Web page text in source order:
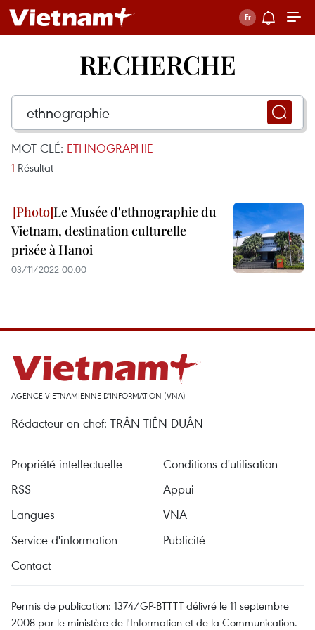
RECHERCHE
MOT CLÉ: ETHNOGRAPHIE
1 Résultat
Le Musée d'ethnographie du
Vietnam, destination culturelle
prisée à Hanoi
03/11/2022 00:00
AGENCE VIETNAMIENNE D'INFORMATION (VNA)
Rédacteur en chef: TRÂN TIÊN DUÂN
Propriété intellectuelle
Conditions d'utilisation
RSS
Appui
Langues
VNA
Service d'information
Publicité
Contact
Permis de publication: 1374/GP-BTTTT délivré le 11 septembre
2008 par le ministère de l'Information et de la Communication.